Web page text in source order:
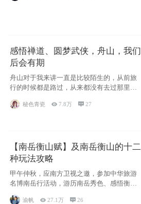
感悟禅道、圆梦武侠，舟山，我们
后会有期
舟山对于我来讲一直是比较陌生的，从前旅
行的时候都是路过，从来都没有去过那里游
秘色青瓷 7.8万 27
【南岳衡山赋】及南岳衡山的十二
种玩法攻略
甲午仲秋，应南方卫视之邀，参加中华旅游
名博南岳行活动，游历南岳秀色、感悟衡山
博大、品
渝帆 27.1万 26